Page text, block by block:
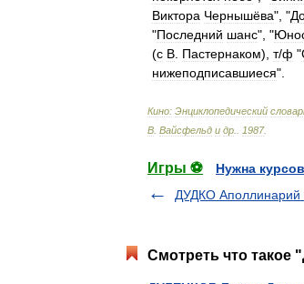
Виктора Чернышёва", "
"Последний шанс", "
(с В Пастернаком), т/ф "
нижеподписавшиеся".
Кино: Энциклопедический
В Вайсфельд и др 1987.
Игры ⚽
Нужна
ДУДКО Аполлинарий
Смотреть что такое